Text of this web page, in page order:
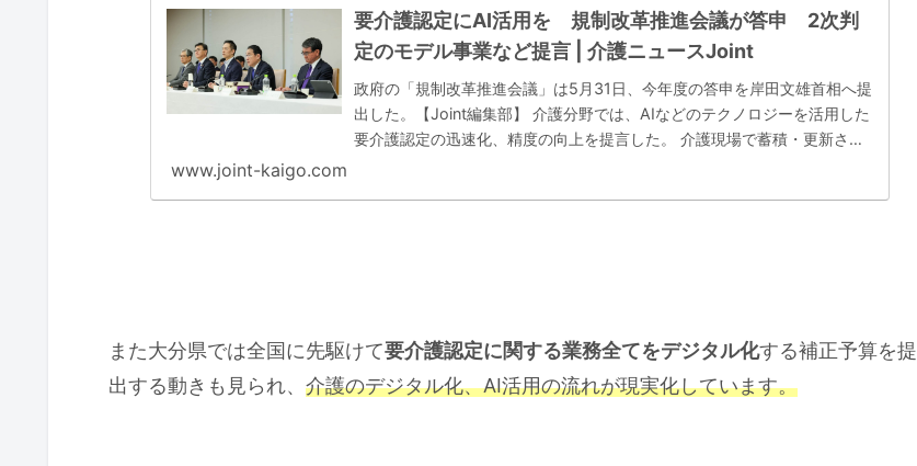
要介護認定にAI活用を 規制改革推進会議が答申 2次判
定のモデル事業など提言 | 介護ニュースJoint
政府の「規制改革推進会議」は5月31日、今年度の答申を岸田文雄首相へ提
出した。【Joint編集部】 介護分野では、AIなどのテクノロジーを活用した
要介護認定の迅速化、精度の向上を提言した。 介護現場で蓄積・更新され
www.joint-kaigo.com
また大分県では全国に先駆けて要介護認定に関する業務全てをデジタル化する補正予算を提
出する動きも見られ、 介護のデジタル化、AI活用の流れが現実化しています。